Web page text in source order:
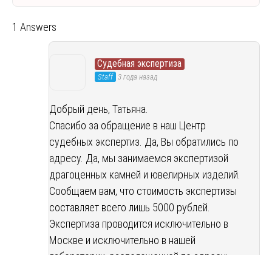
1 Answers
Судебная экспертиза
Staff 3 года назад
Добрый день, Татьяна.
Спасибо за обращение в наш Центр
судебных экспертиз. Да, Вы обратились по
адресу. Да, мы занимаемся экспертизой
драгоценных камней и ювелирных изделий.
Сообщаем вам, что стоимость экспертизы
составляет всего лишь 5000 рублей.
Экспертиза проводится исключительно в
Москве и исключительно в нашей